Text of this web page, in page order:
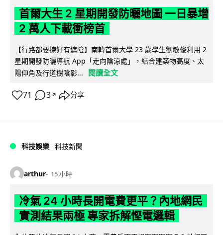
首爾大生 2 星期開發防曬地圖 一日暴增
2 萬人下載衝榜首
【行路都要揀好有遮陰】南韓首爾大學 23 歲學生劉敏俊利用 2
星期開發防曬導航 App「走向陰涼處」，結合建築物高度、太
陽仰角及行道樹陰影...
閱讀全文
71 3 ↗ 分享
科技娛樂 科技新聞
arthur 15 小時
冷氣 24 小時長開電費更平？內地網民
實測結果兩極 專家拆解慳電邏輯